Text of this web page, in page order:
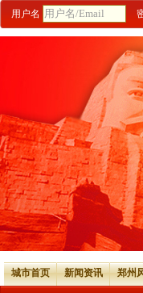
用户名
城市首页 新闻资讯 郑州